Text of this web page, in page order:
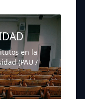
en la
(PAU /